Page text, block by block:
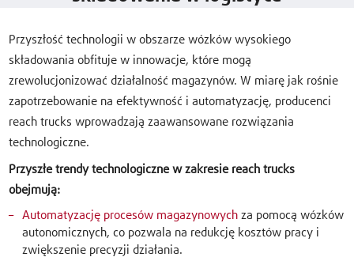
Przyszłość technologii w obszarze wózków wysokiego
składowania obfituje w innowacje, które mogą
zrewolucjonizować działalność magazynów. W miarę jak rośnie
zapotrzebowanie na efektywność i automatyzację, producenci
reach trucks wprowadzają zaawansowane rozwiązania
technologiczne.
Przyszłe trendy technologiczne w zakresie reach trucks
obejmują:
Automatyzację procesów magazynowych za pomocą wózków
autonomicznych, co pozwala na redukcję kosztów pracy i
zwiększenie precyzji działania.